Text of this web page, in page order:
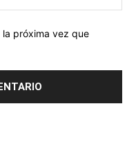
la próxima vez que